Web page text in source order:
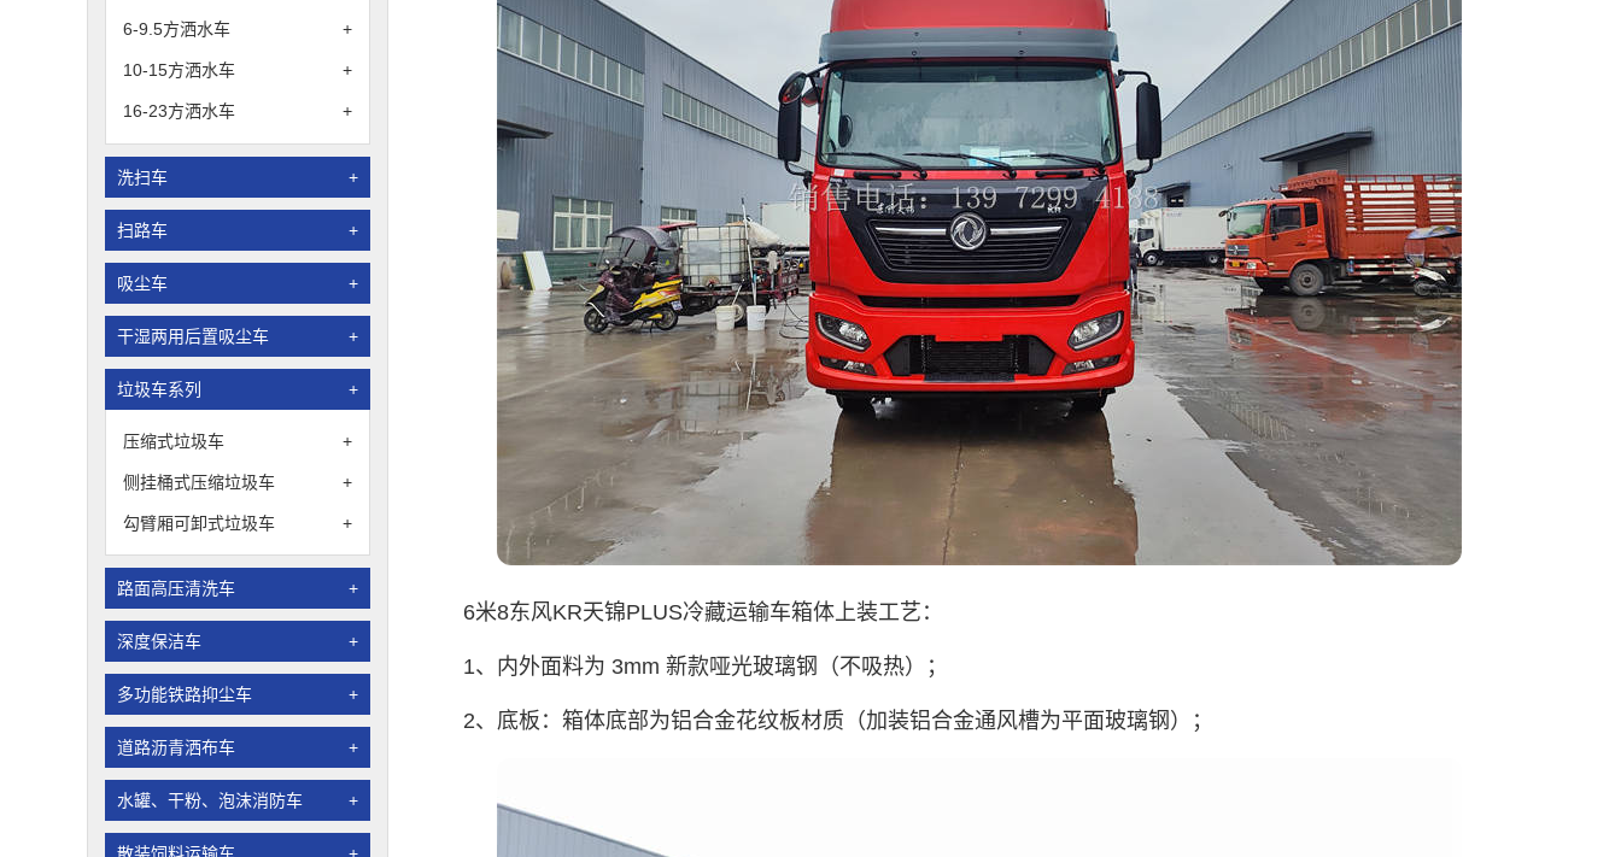
6-9.5方洒水车 +
10-15方洒水车 +
16-23方洒水车 +
洗扫车 +
扫路车 +
吸尘车 +
干湿两用后置吸尘车 +
垃圾车系列 +
压缩式垃圾车 +
侧挂桶式压缩垃圾车 +
勾臂厢可卸式垃圾车 +
路面高压清洗车 +
深度保洁车 +
多功能铁路抑尘车 +
道路沥青洒布车 +
水罐、干粉、泡沫消防车 +
6米8东风KR天锦PLUS冷藏运输车箱体上装工艺：
1、内外面料为 3mm 新款哑光玻璃钢（不吸热）；
2、底板：箱体底部为铝合金花纹板材质（加装铝合金通风槽为平面玻璃钢）；